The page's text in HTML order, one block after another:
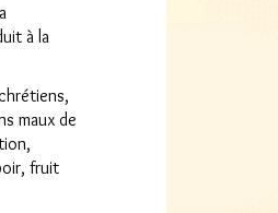
à la
maux de
fruit